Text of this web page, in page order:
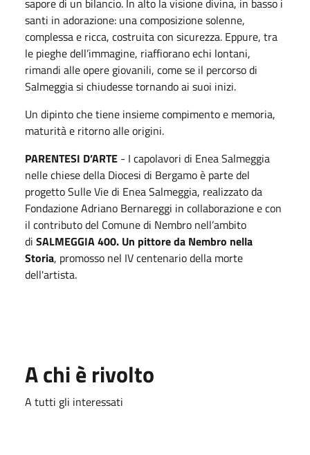
santi in adorazione: una composizione solenne,
complessa e ricca, costruita con sicurezza. Eppure, tra
le pieghe dell’immagine, riaffiorano echi lontani,
rimandi alle opere giovanili, come se il percorso di
Salmeggia si chiudesse tornando ai suoi inizi.
Un dipinto che tiene insieme compimento e memoria,
maturità e ritorno alle origini.
PARENTESI D’ARTE - I capolavori di Enea Salmeggia
nelle chiese della Diocesi di Bergamo è parte del
progetto Sulle Vie di Enea Salmeggia, realizzato da
Fondazione Adriano Bernareggi in collaborazione e con
il contributo del Comune di Nembro nell’ambito
di SALMEGGIA 400. Un pittore da Nembro nella
Storia, promosso nel IV centenario della morte
dell'artista.
A chi è rivolto
A tutti gli interessati